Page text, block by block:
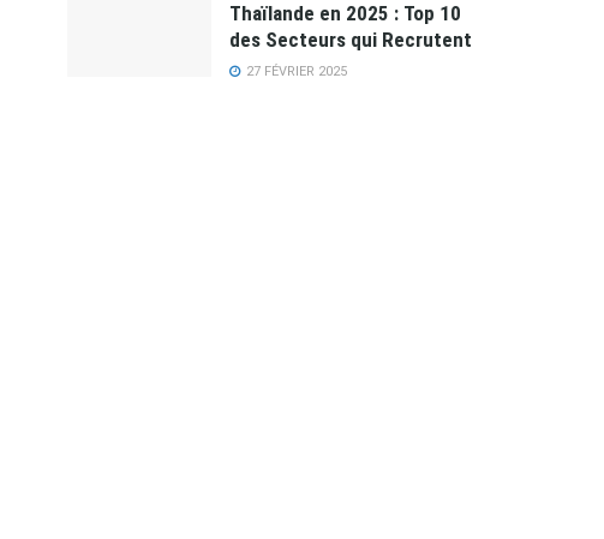
Thaïlande en 2025 : Top 10
des Secteurs qui Recrutent
27 FÉVRIER 2025